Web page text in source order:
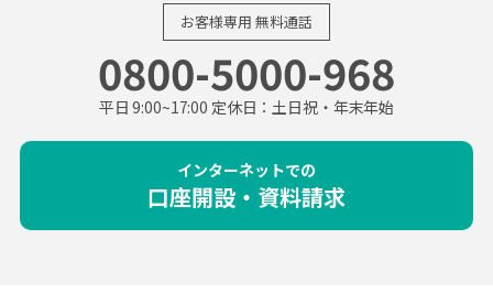
お客様専用 無料通話
0800-5000-968
平日 9:00~17:00 定休日：土日祝・年末年始
インターネットでの
口座開設・資料請求